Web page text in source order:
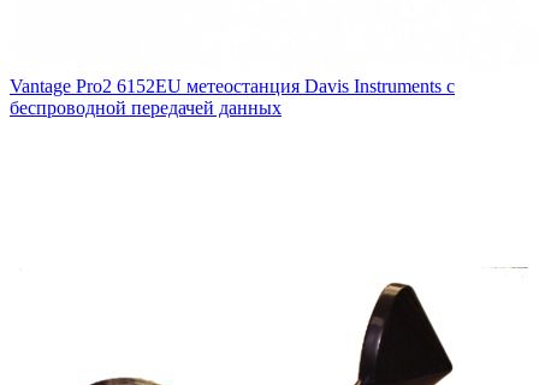
Vantage Pro2 6152EU метеостанция Davis Instruments с
беспроводной передачей данных